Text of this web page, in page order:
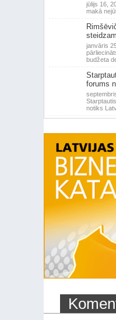
jūlijs 16,
makā
janvāris
budžeta
forums
notiks